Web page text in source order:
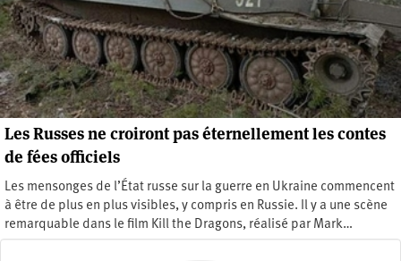
Les Russes ne croiront pas éternellement les contes
de fées officiels
Les mensonges de l’État russe sur la guerre en Ukraine commencent
à être de plus en plus visibles, y compris en Russie. Il y a une scène
remarquable dans le film Kill the Dragons, réalisé par Mark…